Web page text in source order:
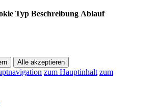
Typ Beschreibung Ablauf
Alle akzeptieren
zum Hauptinhalt zum